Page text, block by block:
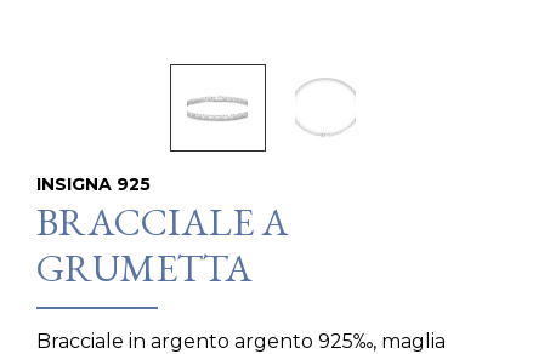
INSIGNA 925
BRACCIALE A
GRUMETTA
Bracciale in argento argento 925‰, maglia